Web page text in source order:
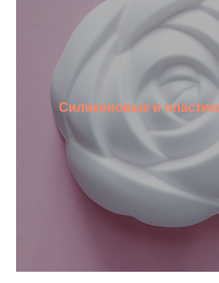
Силиконовые и